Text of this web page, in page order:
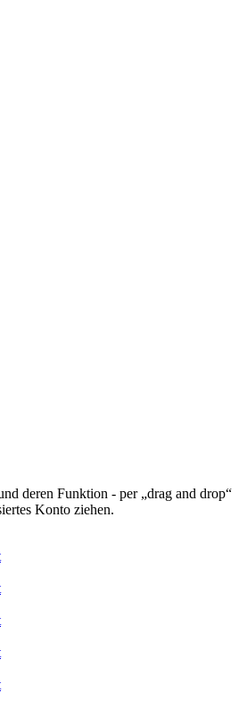
deren Funktion - per „drag and drop“
Konto ziehen.